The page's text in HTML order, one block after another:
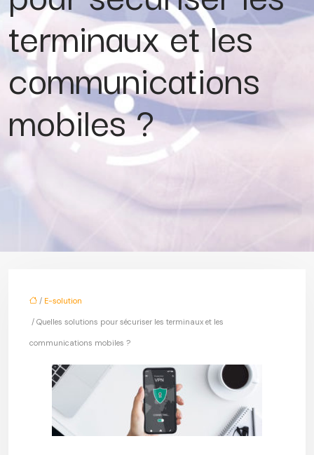
terminaux et les
communications
mobiles ?
/ E-solution
/ Quelles solutions pour sécuriser les terminaux et les
communications mobiles ?